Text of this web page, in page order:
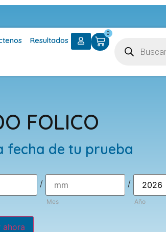
Resultados
0
FOLICO
fecha de tu prueba
/
Mes
/
Año
ahora